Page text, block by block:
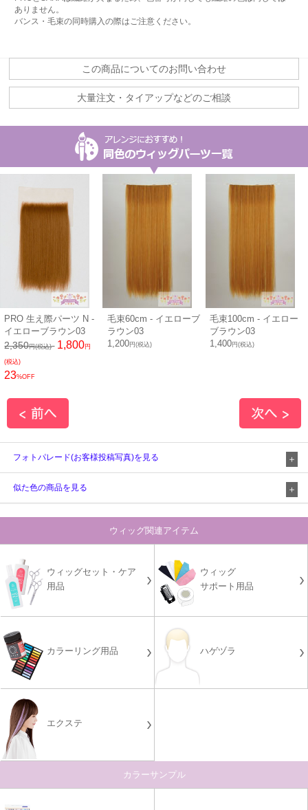
ありません。
バンス・毛束の同時購入の際はご注意ください。
この商品についてのお問い合わせ
大量注文・タイアップなどのご相談
PRO 生え際パーツ N -
イエローブラウン03
2,350円(税込) 1,800円
(税込)
23%OFF
毛束60cm - イエローブ
ラウン03
1,200円(税込)
毛束100cm - イエロー
ブラウン03
1,400円(税込)
フォトパレード(お客様投稿写真)を見る
似た色の商品を見る
ウィッグ関連アイテム
ウィッグセット・ケア
用品
ウィッグ
サポート用品
カラーリング用品 ハゲヅラ
エクステ
カラーサンプル